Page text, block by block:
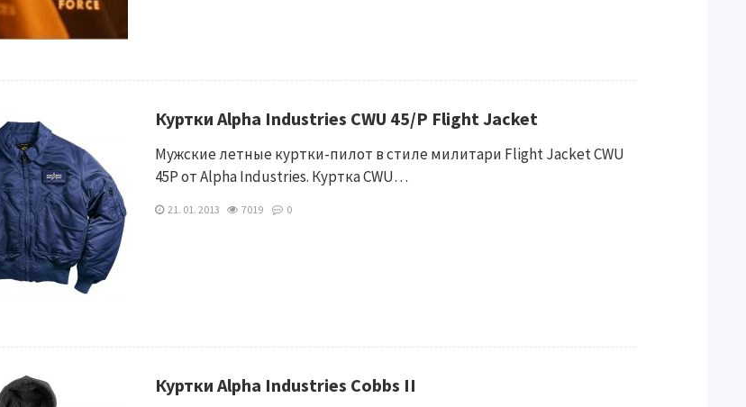
Куртки Alpha Industries CWU 45/P Flight Jacket
Мужские летные куртки-пилот в стиле милитари Flight Jacket CWU
45P от Alpha Industries. Куртка CWU…
21. 01. 2013 7019 0
Куртки Alpha Industries Cobbs II